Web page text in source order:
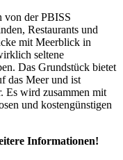
von der PBISS
Restaurants und
mit Meerblick in
seltene
Das Grundstück bietet
das Meer und ist
Es wird zusammen mit
und kostengünstigen
Informationen!